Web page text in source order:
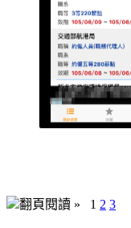
翻頁閱讀 » 1 2 3